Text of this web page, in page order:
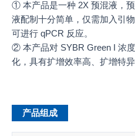
① 本产品是一种 2X 预混液，
液配制十分简单，仅需加入引
可进行 qPCR 反应。
② 本产品对 SYBR Green I 浓
化，具有扩增效率高、扩增特异
产品组成